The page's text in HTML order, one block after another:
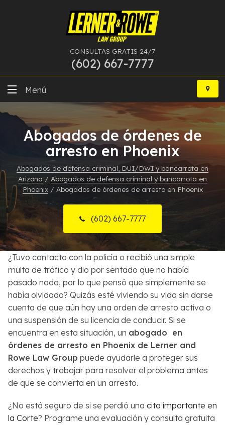
CONSULTAS GRATIS 24/7
(602) 667-7777
Ir
contenido
Menú
DUI
Delitos Graves
Bancarrota
Más Especialidades
Recursos
Sobre Nosotros
Contactos
English
Buscar
Abogados de órdenes de
arresto en Phoenix
Abogados de defensa criminal, DUI/DWI y bancarrota en
Arizona / Abogados de defensa criminal y bancarrota en
Phoenix/ Abogados de órdenes de arresto en Phoenix
(602) 667-7777
¿Tuvo contacto con la policía o recibió una simple
multa de tráfico y dio por sentado que no había
pasado nada, por lo que pensó que simplemente se
había olvidado? Quizás esté viviendo su vida sin darse
cuenta de que aún hay una orden de arresto activa o
una suspensión de su licencia de conducir. Si se
encuentra en esta situación, un abogado en
órdenes de arresto en Phoenix de Lerner and
Rowe Law Group puede ayudarle a proteger sus
derechos y trabajar para resolver el problema antes
de que se convierta en un arresto.
¿No está seguro de si se perdió una cita importante en
la Corte? Programe una evaluación y consulta gratuita